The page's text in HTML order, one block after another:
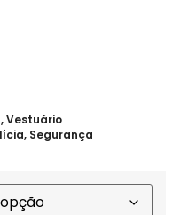
,Vestuário
, Segurança